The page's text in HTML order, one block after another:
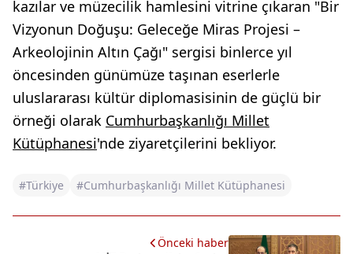
kazılar ve müzecilik hamlesini vitrine çıkaran "Bir
Vizyonun Doğuşu: Geleceğe Miras Projesi –
Arkeolojinin Altın Çağı" sergisi binlerce yıl
öncesinden günümüze taşınan eserlerle
uluslararası kültür diplomasisinin de güçlü bir
örneği olarak Cumhurbaşkanlığı Millet
Kütüphanesi'nde ziyaretçilerini bekliyor.
#Türkiye #Cumhurbaşkanlığı Millet Kütüphanesi
Önceki haber